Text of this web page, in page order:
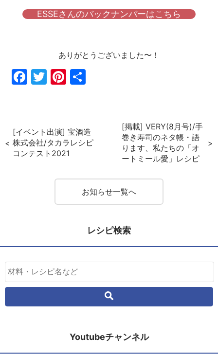
ESSEさんのバックナンバーはこちら
ありがとうございました〜！
Fac
Twi
Pin
[イベント出演] 宝酒造
株式会社/タカラレシピ
コンテスト2021
[掲載] VERY(8月号)/手
巻き寿司のネタ帳・語
ります、私たちの「オ
ートミール愛」レシピ
お知らせ一覧へ
レシピ検索
Youtubeチャンネル